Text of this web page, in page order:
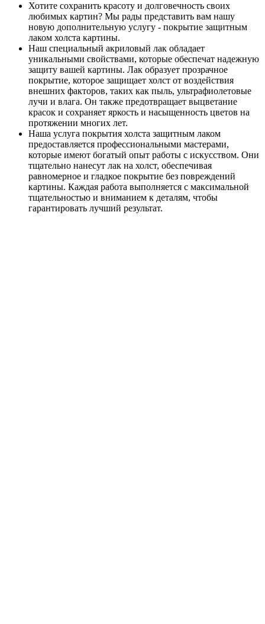
Хотите сохранить красоту и долговечность своих
любимых картин? Мы рады представить вам нашу
новую дополнительную услугу - покрытие защитным
лаком холста картины.
Наш специальный акриловый лак обладает
уникальными свойствами, которые обеспечат надежную
защиту вашей картины. Лак образует прозрачное
покрытие, которое защищает холст от воздействия
внешних факторов, таких как пыль, ультрафиолетовые
лучи и влага. Он также предотвращает выцветание
красок и сохраняет яркость и насыщенность цветов на
протяжении многих лет.
Наша услуга покрытия холста защитным лаком
предоставляется профессиональными мастерами,
которые имеют богатый опыт работы с искусством. Они
тщательно нанесут лак на холст, обеспечивая
равномерное и гладкое покрытие без повреждений
картины. Каждая работа выполняется с максимальной
тщательностью и вниманием к деталям, чтобы
гарантировать лучший результат.